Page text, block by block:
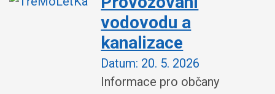
vodovodu a
kanalizace
Datum: 20. 5. 2026
Informace pro občany